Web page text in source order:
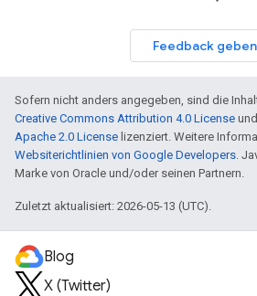
Feedback geben
Sofern nicht anders angegeben, sind die
Creative Commons Attribution 4.0 License
Apache 2.0 License lizenziert. Weitere
Websiterichtlinien von Google Developers.
Marke von Oracle und/oder seinen Partnern.
Zuletzt aktualisiert: 2026-05-13 (UTC).
Blog
X (Twitter)